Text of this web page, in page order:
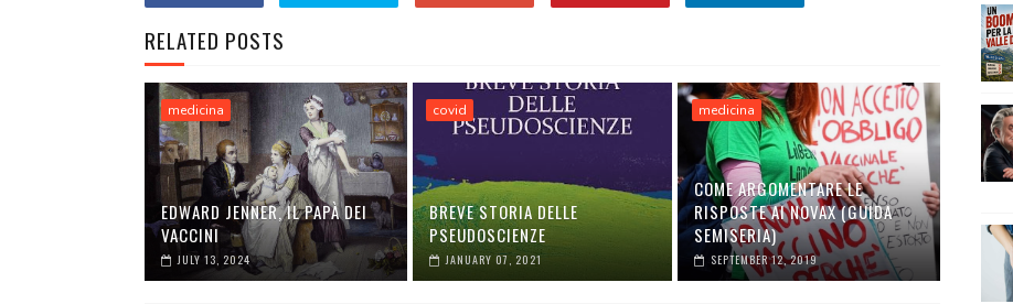
RELATED POSTS
medicina
EDWARD JENNER, IL PAPÀ DEI
VACCINI
JULY 13, 2024
covid
BREVE STORIA DELLE
PSEUDOSCIENZE
JANUARY 07, 2021
medicina
COME ARGOMENTARE LE
RISPOSTE AI NOVAX (GUIDA
SEMISERIA)
SEPTEMBER 12, 2019